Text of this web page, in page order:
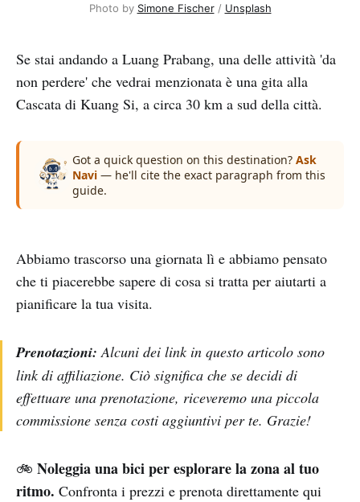
Photo by Simone Fischer / Unsplash
Se stai andando a Luang Prabang, una delle attività 'da
non perdere' che vedrai menzionata è una gita alla
Cascata di Kuang Si, a circa 30 km a sud della città.
Got a quick question on this destination? Ask
Navi — he'll cite the exact paragraph from this
guide.
Abbiamo trascorso una giornata lì e abbiamo pensato
che ti piacerebbe sapere di cosa si tratta per aiutarti a
pianificare la tua visita.
Prenotazioni: Alcuni dei link in questo articolo sono
link di affiliazione. Ciò significa che se decidi di
effettuare una prenotazione, riceveremo una piccola
commissione senza costi aggiuntivi per te. Grazie!
🚲 Noleggia una bici per esplorare la zona al tuo
ritmo. Confronta i prezzi e prenota direttamente qui